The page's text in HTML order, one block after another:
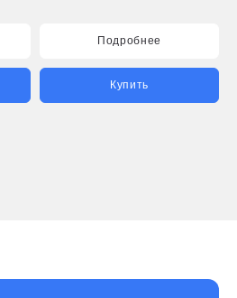
Подробнее
Купить